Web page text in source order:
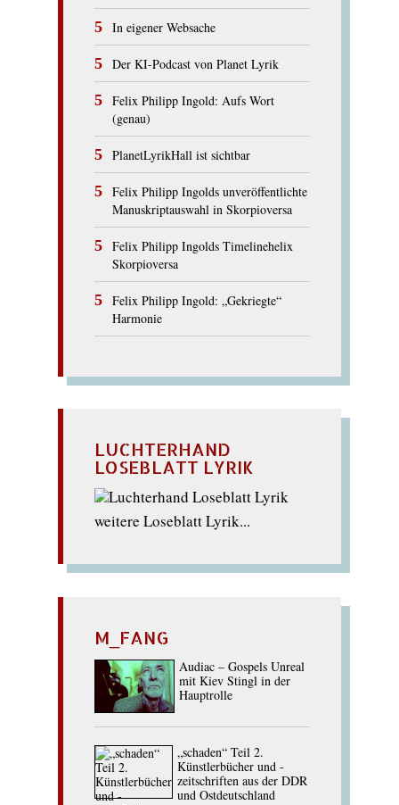
In eigener Websache
Der KI-Podcast von Planet Lyrik
Felix Philipp Ingold: Aufs Wort
(genau)
PlanetLyrikHall ist sichtbar
Felix Philipp Ingolds unveröffentlichte
Manuskriptauswahl in Skorpioversa
Felix Philipp Ingolds Timelinehelix
Skorpioversa
Felix Philipp Ingold: „Gekriegte“
Harmonie
LUCHTERHAND
LOSEBLATT LYRIK
weitere Loseblatt Lyrik...
M_FANG
Audiac – Gospels Unreal
mit Kiev Stingl in der
Hauptrolle
„schaden“ Teil 2.
Künstlerbücher und -
zeitschriften aus der DDR
und Ostdeutschland